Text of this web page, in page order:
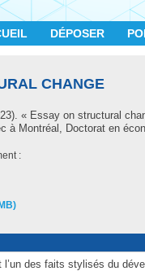
DÉPOSER
CHANGE
« Essay on structural
à Montréal, Doctorat en
:
l’un des faits stylisés du